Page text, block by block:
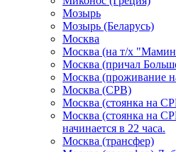
Мозырь
Мозырь (Беларусь)
Москва
Москва (на т/х
Москва (причал
Москва (проживание
Москва (СРВ)
Москва (стоянка на
Москва (стоянка на
начинается в 22 часа.
Москва (трансфер)